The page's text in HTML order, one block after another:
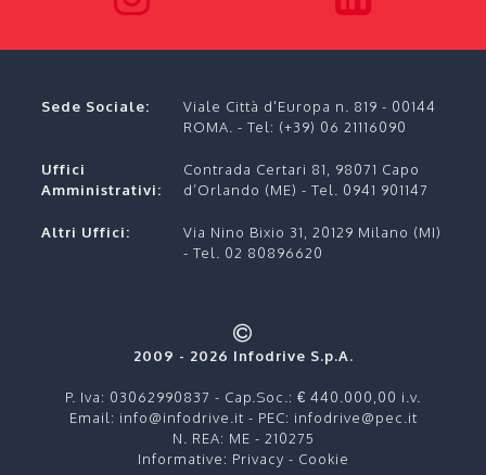
Sede Sociale:
Viale Città d'Europa n. 819 - 00144
ROMA. - Tel: (+39) 06 21116090
Uffici
Amministrativi:
Contrada Certari 81, 98071 Capo
d’Orlando (ME) - Tel. 0941 901147
Altri Uffici:
Via Nino Bixio 31, 20129 Milano (MI)
- Tel. 02 80896620
2009 - 2026 Infodrive S.p.A.
P. Iva: 03062990837 - Cap.Soc.: € 440.000,00 i.v.
Email: info@infodrive.it - PEC: infodrive@pec.it
N. REA: ME - 210275
Informative: Privacy - Cookie